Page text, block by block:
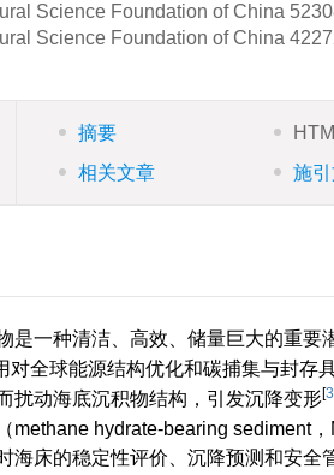
Science Foundation of China
Science Foundation of China
摘要
相关文章
施
是一种清洁、高效、储量巨大的重要
对全球能源结构优化和碳捕集与封
扰动海底沉积物结构，引发沉降变形[3
methane hydrate-bearing sediment
海床的稳定性评价、沉降预测和安全